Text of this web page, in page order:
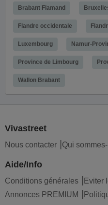
Brabant Flamand
Flandre occidentale
Luxembourg Namur-
Province de Limbourg
Wallon Brabant
Vivastreet
Nous contacter Qui
Aide/Info
Conditions générales Eviter
Annonces PREMIUM